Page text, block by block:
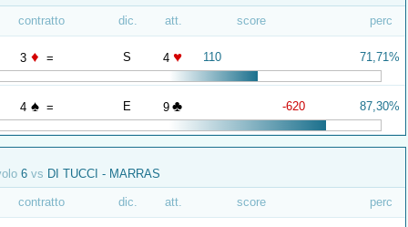
contratto dic. att. score perc
3 ♦ = S 4 ♥ 110 71,71%
4 ♠ = E 9 ♣ -620 87,30%
6 vs DI TUCCI - MARRAS
contratto dic. att. score perc